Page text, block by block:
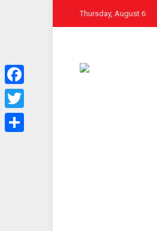
Thursday, August 6
Facebook
Twitter